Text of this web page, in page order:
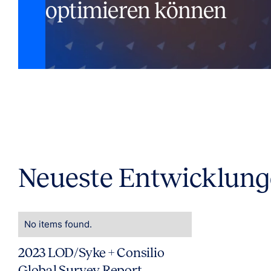
optimieren können
Neueste
No items found.
2023 LOD/Syke + Consilio